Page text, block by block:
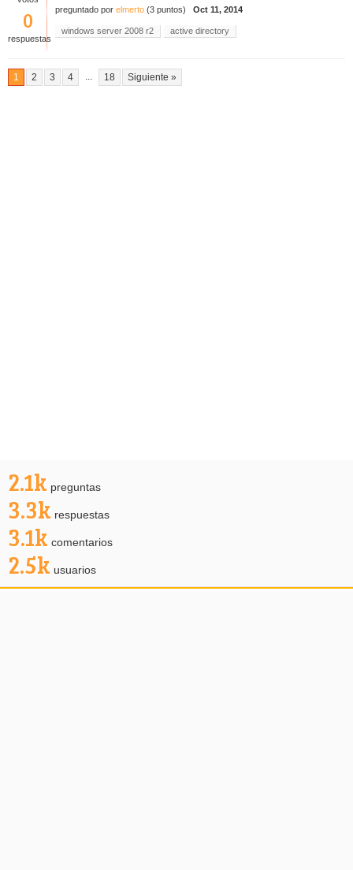
0
respuestas
preguntado por elmerto (3 puntos) Oct 11, 2014
windows server 2008 r2 active directory
1 2 3 4 18 Siguiente »
2.1k preguntas
3.3k respuestas
3.1k comentarios
2.5k usuarios